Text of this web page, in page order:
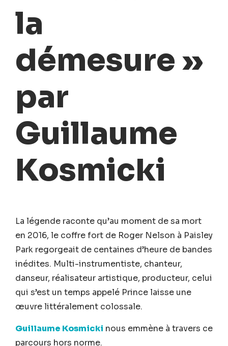
la
démesure »
par
Guillaume
Kosmicki
La légende raconte qu’au moment de sa mort
en 2016, le coffre fort de Roger Nelson à Paisley
Park regorgeait de centaines d’heure de bandes
inédites. Multi-instrumentiste, chanteur,
danseur, réalisateur artistique, producteur, celui
qui s’est un temps appelé Prince laisse une
œuvre littéralement colossale.
Guillaume Kosmicki nous emmène à travers ce
parcours hors norme.